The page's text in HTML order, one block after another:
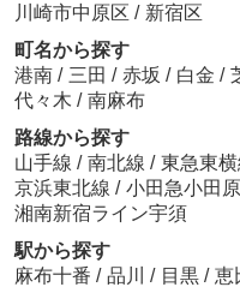
川崎市中原区 / 新宿区
町名から探す
港南 / 三田 / 赤坂 / 白金 /
代々木 / 南麻布
路線から探す
山手線 / 南北線 / 東急東横
京浜東北線 / 小田急小田
湘南新宿ライン宇須
駅から探す
麻布十番 / 品川 / 目黒 / 恵